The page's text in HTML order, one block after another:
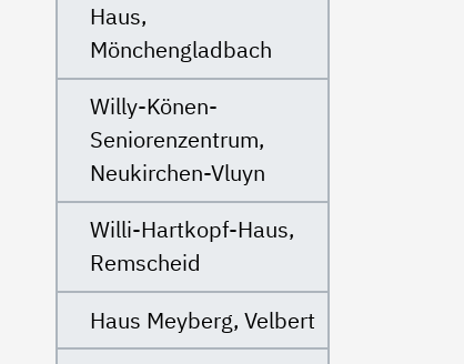
Haus,
Mönchengladbach
Willy-Könen-
Seniorenzentrum,
Neukirchen-Vluyn
Willi-Hartkopf-Haus,
Remscheid
Haus Meyberg, Velbert